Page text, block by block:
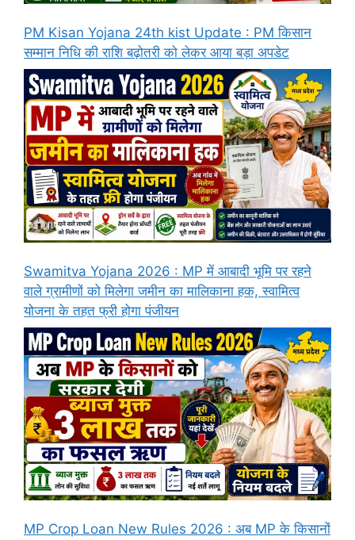
PM Kisan Yojana 24th kist Update : PM किसान
सम्मान निधि की राशि बढ़ोतरी को लेकर आया बड़ा अपडेट
Swamitva Yojana 2026 : MP में आबादी भूमि पर रहने
वाले ग्रामीणों को मिलेगा जमीन का मालिकाना हक, स्वामित्व
योजना के तहत फ्री होगा पंजीयन
MP Crop Loan New Rules 2026 : अब MP के किसानों